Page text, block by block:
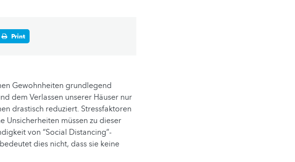
Print
Gewohnheiten grundlegend
dem Verlassen unserer Häuser nur
drastisch reduziert. Stressfaktoren
Unsicherheiten müssen zu dieser
von “Social Distancing”-
dies nicht, dass sie keine